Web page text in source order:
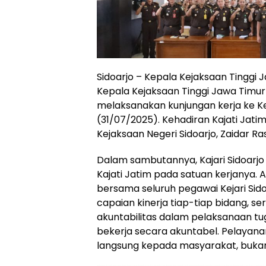
Sidoarjo – Kepala Kejaksaan Tinggi
Kepala Kejaksaan Tinggi Jawa
melaksanakan kunjungan kerja ke
(31/07/2025). Kehadiran Kajati
Kejaksaan Negeri Sidoarjo, Zaidar
Dalam sambutannya, Kajari
Kajati Jatim pada satuan kerjanya.
bersama seluruh pegawai Kejari
capaian kinerja tiap-tiap bidang,
akuntabilitas dalam pelaksanaan
bekerja secara akuntabel.
langsung kepada masyarakat,